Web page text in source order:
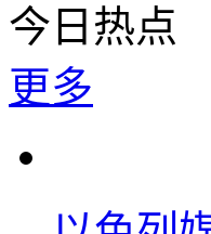
今日热点
更多